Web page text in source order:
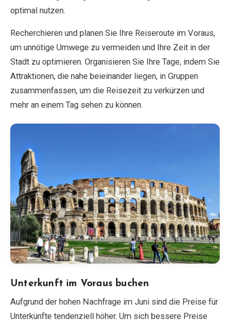
optimal nutzen.
Recherchieren und planen Sie Ihre Reiseroute im Voraus,
um unnötige Umwege zu vermeiden und Ihre Zeit in der
Stadt zu optimieren. Organisieren Sie Ihre Tage, indem Sie
Attraktionen, die nahe beieinander liegen, in Gruppen
zusammenfassen, um die Reisezeit zu verkürzen und
mehr an einem Tag sehen zu können.
Unterkunft im Voraus buchen
Aufgrund der hohen Nachfrage im Juni sind die Preise für
Unterkünfte tendenziell höher. Um sich bessere Preise